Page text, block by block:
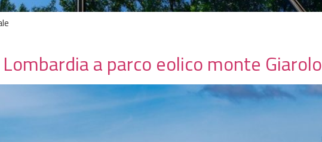
a parco eolico monte Giarolo